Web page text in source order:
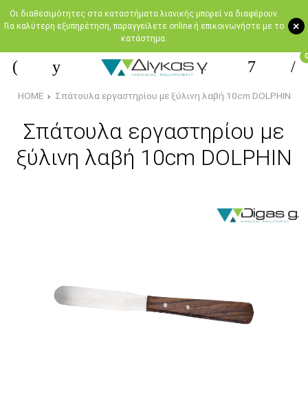
+
Oι διαθεσιμότητες στα καταστήματα λιανικής μπορεί να διαφέρουν.
Για καλύτερη εξυπηρέτηση, παραγγείλετε online ή επικοινωνήστε με το
κατάστημα.
0
HOME Σπάτουλα εργαστηρίου με ξύλινη λαβή 10cm DOLPHIN
Σπάτουλα εργαστηρίου με
ξύλινη λαβή 10cm DOLPHIN